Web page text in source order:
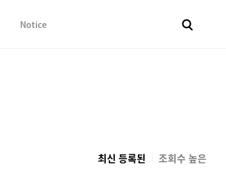
Notice
최신 등록된 조회수 높은